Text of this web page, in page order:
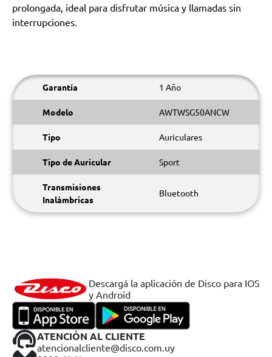
prolongada, ideal para disfrutar música y llamadas sin
interrupciones.
Garantía 1 Año
Modelo AWTWSG50ANCW
Tipo Auriculares
Tipo de Auricular Sport
Transmisiones
Inalámbricas
Bluetooth
Descargá la aplicación de Disco para IOS
y Android
ATENCIÓN AL CLIENTE
atencionalcliente@disco.com.uy